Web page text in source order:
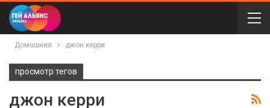
Домашняя джон керри
просмотр тегов
джон керри